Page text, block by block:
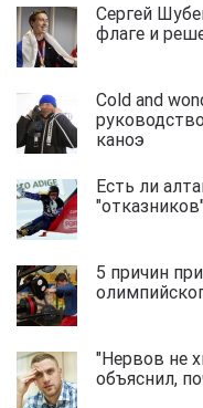
Сергей
флаге и
Cold and
каноэ
Есть ли
5 причин
"Нервов не
объяснил,